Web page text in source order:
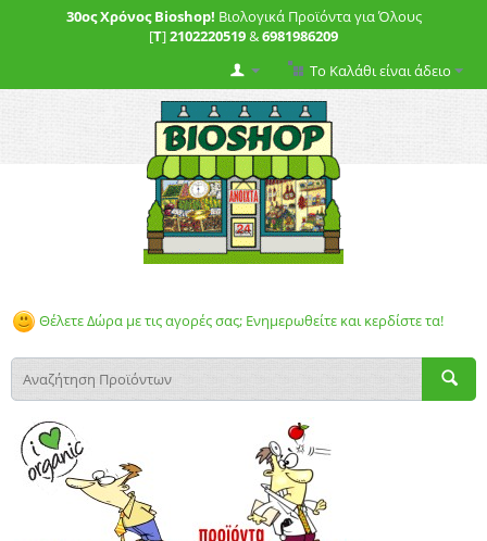
30ος Χρόνος Bioshop! Βιολογικά Προϊόντα για Όλους
[T]2102220519&6981986209
Το Καλάθι είναι άδειο
Θέλετε Δώρα με τις αγορές σας; Ενημερωθείτε και κερδίστε τα!